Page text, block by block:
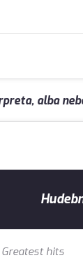
Greatest hits